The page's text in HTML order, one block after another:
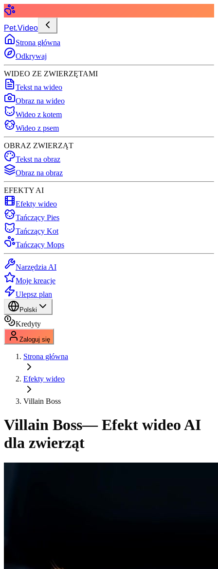
Pet.Video
Strona główna
Odkrywaj
WIDEO ZE ZWIERZĘTAMI
Tekst na wideo
Obraz na wideo
Wideo z kotem
Wideo z psem
OBRAZ ZWIERZĄT
Tekst na obraz
Obraz na obraz
EFEKTY AI
Efekty wideo
Tańczący Pies
Tańczący Kot
Tańczący Mops
Narzędzia AI
Moje kreacje
Ulepsz plan
Polski
Kredyty
Zaloguj się
Strona główna
Efekty wideo
Villain Boss
Villain Boss— Efekt wideo AI
dla zwierząt